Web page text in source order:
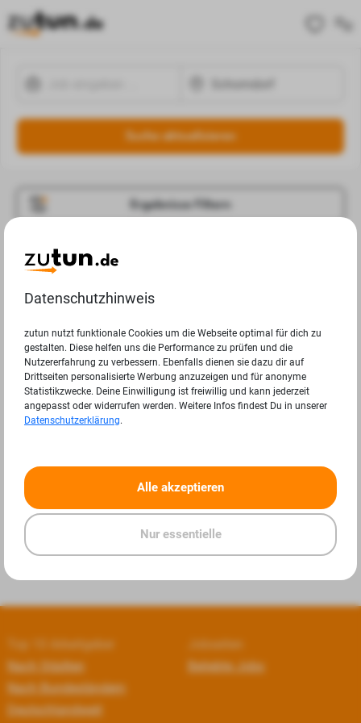
Suche aktualisieren
Ergebnisse Filtern
Jobangebote
Ergebnisse.
« »
Top 10 Arbeitgeber
Nach Städten
Nach Bundesländern
Deutschlandweit
Jobseiten
Beliebte Jobs
Datenschutzhinweis
zutun nutzt funktionale Cookies um die Webseite optimal für dich zu
gestalten. Diese helfen uns die Performance zu prüfen und die
Nutzererfahrung zu verbessern. Ebenfalls dienen sie dazu dir auf
Drittseiten personalisierte Werbung anzuzeigen und für anonyme
Statistikzwecke. Deine Einwilligung ist freiwillig und kann jederzeit
angepasst oder widerrufen werden. Weitere Infos findest Du in unserer
Datenschutzerklärung.
Alle akzeptieren
Nur essentielle